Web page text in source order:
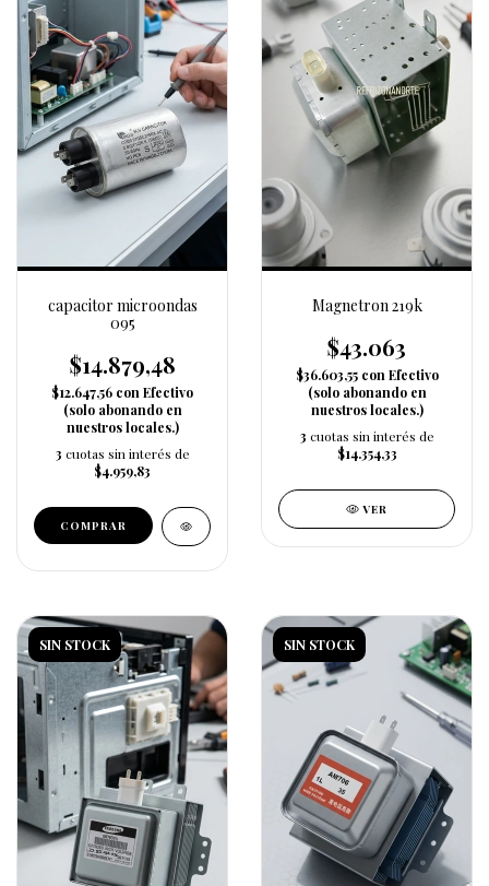
capacitor microondas
095
$14.879,48
$12.647,56 con Efectivo
(solo abonando en
nuestros locales.)
3 cuotas sin interés de
$4.959,83
Magnetron 219k
$43.063
$36.603,55 con Efectivo
(solo abonando en
nuestros locales.)
3 cuotas sin interés de
$14.354,33
VER
SIN STOCK SIN STOCK